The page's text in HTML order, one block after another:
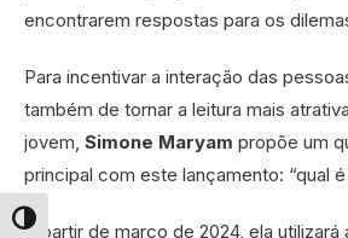
Alternar alto contraste
encontrarem respostas para os
Para incentivar a interação das
também de tornar a leitura mais
jovem, Simone Maryam propõe um
principal com este lançamento: “qual
A partir de março de 2024, ela utilizará